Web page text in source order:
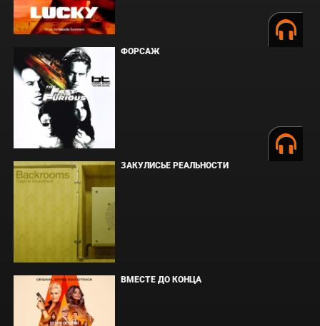
ФОРСАЖ
ЗАКУЛИСЬЕ РЕАЛЬНОСТИ
ВМЕСТЕ ДО КОНЦА